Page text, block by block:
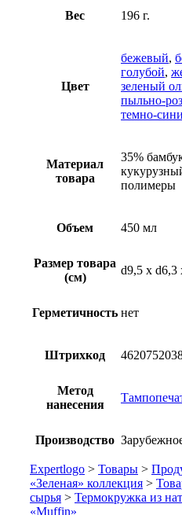
Вес 196 г.
Цвет
бежевый,
голубой,
зеленый
пыльно-
темно-
Материал
товара
35%
полимеры
Объем 450 мл
Размер товара
(см)
d9,5 х d6,3
Герметичность нет
Штрихкод
Метод
нанесения
Производство
Expertlogo > Товары >
«Зеленая» коллекция >
сырья > Термокружка из
«Muffin»